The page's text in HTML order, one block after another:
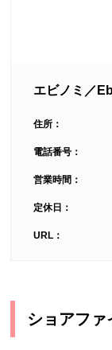
エビノミ／
住所：
電話番号：
営業時間：
定休日：
URL：
ショアフ